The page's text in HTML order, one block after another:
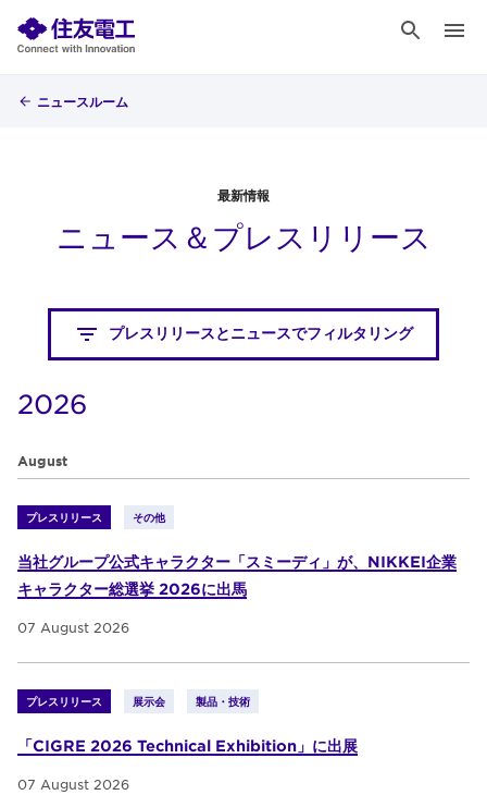
ニュースルーム
最新情報
ニュース＆プレスリリース
プレスリリースとニュースでフィルタリング
2026
August
プレスリリース その他
当社グループ公式キャラクター「スミーディ」が、NIKKEI企業
キャラクター総選挙 2026に出馬
07 August 2026
プレスリリース 展示会 製品・技術
「CIGRE 2026 Technical Exhibition」に出展
07 August 2026